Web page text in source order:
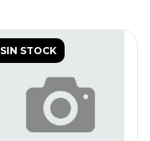
SIN STOCK